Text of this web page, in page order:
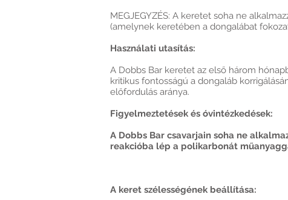
MEGJEGYZÉS: A keretet soha ne
(amelynek keretében a dongalábat
Használati utasítás:
A Dobbs Bar keretet az első három
kritikus fontosságú a dongaláb
előfordulás aránya.
Figyelmeztetések és óvintézkedések:
A Dobbs Bar csavarjain soha ne
reakcióba lép a polikarbonát
A keret szélességének beállítása: